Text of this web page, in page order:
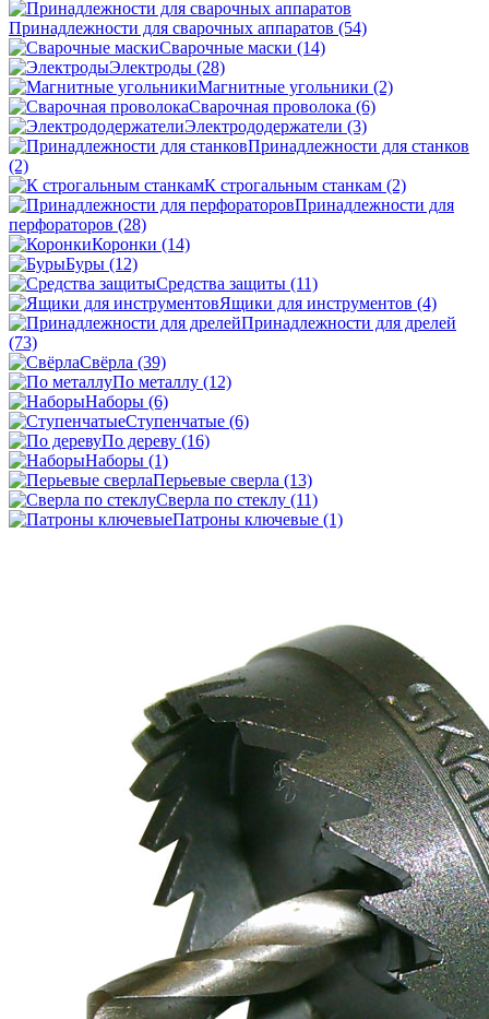
Принадлежности для сварочных аппаратов (54)
Сварочные маски (14)
Электроды (28)
Магнитные угольники (2)
Сварочная проволока (6)
Электрододержатели (3)
Принадлежности для станков
(2)
К строгальным станкам (2)
Принадлежности для
перфораторов (28)
Коронки (14)
Буры (12)
Средства защиты (11)
Ящики для инструментов (4)
Принадлежности для дрелей
(73)
Свёрла (39)
По металлу (12)
Наборы (6)
Ступенчатые (6)
По дереву (16)
Наборы (1)
Перьевые сверла (13)
Сверла по стеклу (11)
Патроны ключевые (1)